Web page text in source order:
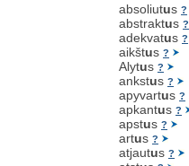
absoliutus ?
abstraktus ?
adekvatus ?
aikštus ?
Alytus ?
ankstus ?
apyvartus ?
apkantus ?
apstus ?
artus ?
atjautus ?